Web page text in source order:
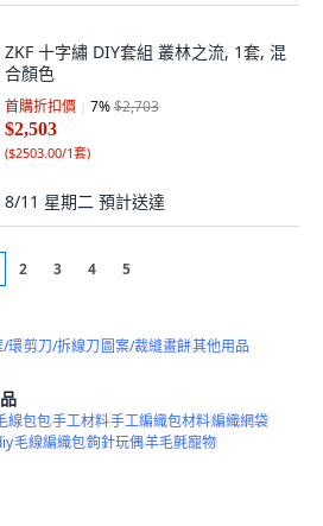
ZKF 十字繡 DIY套組 叢林之流, 1套, 混
合顏色
首購折扣價 7%$2,703
$2,503
($2503.00/1套)
8/11 星期二 預計送達
2 3 4 5
/環剪刀/拆線刀 圖案/裁縫畫餅其他用品
線包包手工材料手工編織包材料編織網袋
毛線編織包鉤針玩偶羊毛氈寵物